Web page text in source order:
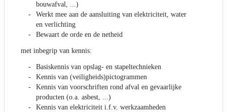
bouwafval, ...)
Werkt mee aan de aansluiting van elektriciteit, water
en verlichting
Bewaart de orde en de netheid
met inbegrip van kennis:
Basiskennis van opslag- en stapeltechnieken
Kennis van (veiligheids)pictogrammen
Kennis van voorschriften rond afval en gevaarlijke
producten (o.a. asbest, ...)
Kennis van elektriciteit i.f.v. werkzaamheden